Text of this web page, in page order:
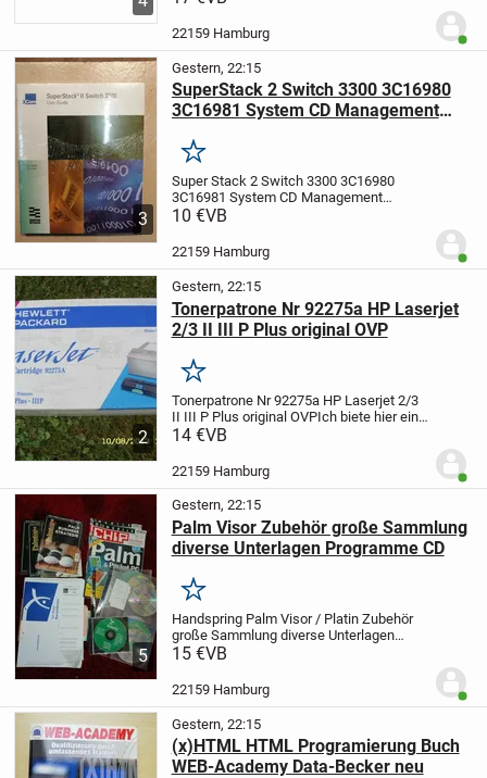
Ein Versand z.B. als kostengünstiges...
22159 Hamburg
3
Gestern, 22:15
SuperStack 2 Switch 3300 3C16980
3C16981 System CD Management
Merken
Super Stack 2 Switch 3300 3C16980
3C16981 System CD Management
Software 2.40 neu OVP
Unbenutzt, neu und noch original
Ein Versand z.B. als...
10 €VB
22159 Hamburg
2
Gestern, 22:15
Tonerpatrone Nr 92275a HP Laserjet
2/3 II III P Plus original OVP
Merken
Tonerpatrone Nr 92275a HP Laserjet 2/3
II III P Plus original OVPIch biete hier eine
Tonerpatrone für HP Laserdrucker
IIP Plus, IIIP usw.
14 €VB
22159 Hamburg
5
Gestern, 22:15
Palm Visor Zubehör große Sammlung
diverse Unterlagen Programme CD
Merken
Handspring Palm Visor / Platin Zubehör
große Sammlung diverse Unterlagen
Programme
Sachen gefunden:
Programmeneinige...
15 €VB
22159 Hamburg
Gestern, 22:15
(x)HTML HTML Programierung Buch
WEB-Academy Data-Becker neu